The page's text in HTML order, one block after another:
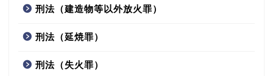
刑法（建造物等以外放火罪）
刑法（延焼罪）
刑法（失火罪）